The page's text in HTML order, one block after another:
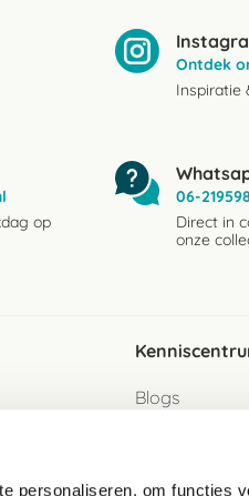
personaliseren, om functies
Ontdek
Inspiratie
op
06-
Direct in
onze
Blogs